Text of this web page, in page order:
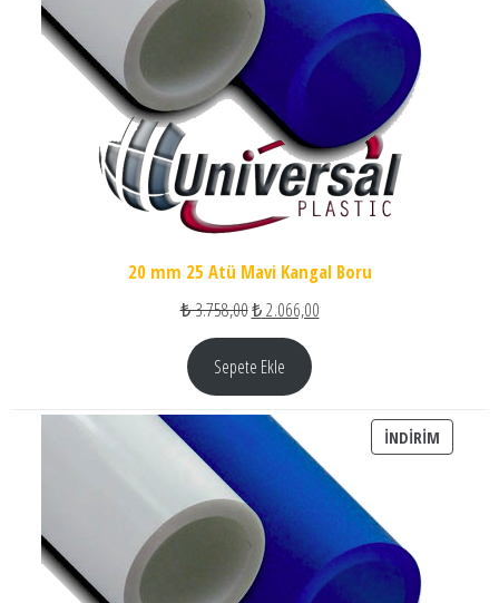
20 mm 25 Atü Mavi Kangal Boru
₺3.758,00Orijinal fiyat: ₺ 3.758,00.
₺2.066,00Şu andaki fiyat: ₺ 2.066,00.
Sepete Ekle
İNDIRIM